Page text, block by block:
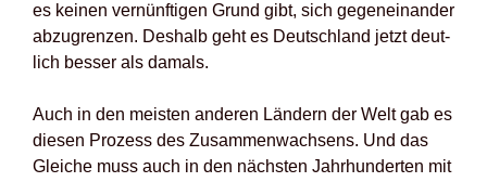
es kei­nen ver­nünf­ti­gen Grund gibt, sich gegen­ein­an­der
abzu­gren­zen. Des­halb geht es Deutsch­land jetzt deut­
lich bes­ser als damals.
Auch in den meis­ten ande­ren Län­dern der Welt gab es
die­sen Pro­zess des Zusam­men­wach­sens. Und das
Glei­che muss auch in den nächs­ten Jahr­hun­der­ten mit